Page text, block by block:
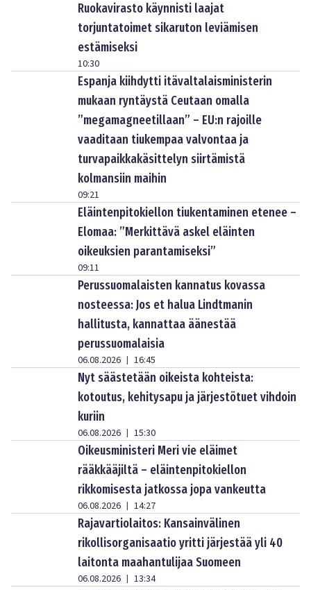
Ruokavirasto käynnisti laajat
torjuntatoimet sikaruton leviämisen
estämiseksi
10:30
Espanja kiihdytti itävaltalaisministerin
mukaan ryntäystä Ceutaan omalla
”megamagneetillaan” – EU:n rajoille
vaaditaan tiukempaa valvontaa ja
turvapaikkakäsittelyn siirtämistä
kolmansiin maihin
09:21
Eläintenpitokiellon tiukentaminen etenee –
Elomaa: ”Merkittävä askel eläinten
oikeuksien parantamiseksi”
09:11
Perussuomalaisten kannatus kovassa
nosteessa: Jos et halua Lindtmanin
hallitusta, kannattaa äänestää
perussuomalaisia
06.08.2026 | 16:45
Nyt säästetään oikeista kohteista:
kotoutus, kehitysapu ja järjestötuet vihdoin
kuriin
06.08.2026 | 15:30
Oikeusministeri Meri vie eläimet
rääkkääjiltä – eläintenpitokiellon
rikkomisesta jatkossa jopa vankeutta
06.08.2026 | 14:27
Rajavartiolaitos: Kansainvälinen
rikollisorganisaatio yritti järjestää yli 40
laitonta maahantulijaa Suomeen
06.08.2026 | 13:34